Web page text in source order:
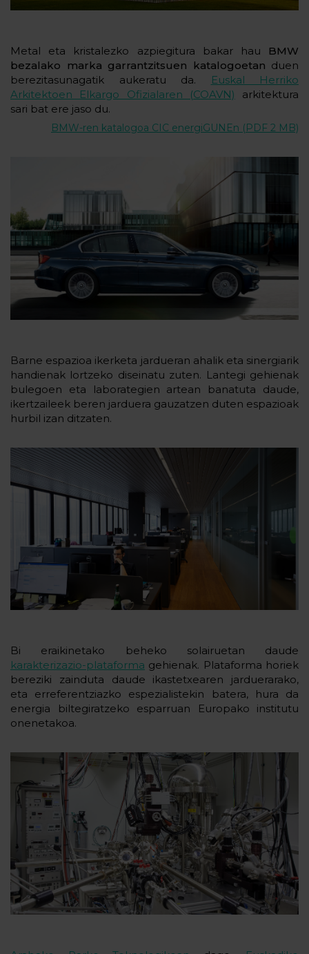
Metal eta kristalezko azpiegitura bakar hau
BMW
bezalako marka garrantzitsuen katalogoetan duen
berezitasunagatik aukeratu da.
Euskal Herriko
Arkitektoen Elkargo Ofizialaren (COAVN) arkitektura
sari bat ere jaso du.
BMW-ren katalogoa CIC energiGUNEn (PDF 2 MB)
Barne espazioa ikerketa jardueran ahalik eta sinergiarik
handienak lortzeko diseinatu zuten. Lantegi gehienak
bulegoen eta laborategien artean banatuta daude,
ikertzaileek beren jarduera gauzatzen duten espazioak
hurbil izan ditzaten.
Bi eraikinetako beheko solairuetan daude
karakterizazio-plataforma gehienak. Plataforma horiek
bereziki zainduta daude ikastetxearen jarduerarako,
eta erreferentziazko espezialistekin batera, hura da
energia biltegiratzeko esparruan Europako institutu
onenetakoa.